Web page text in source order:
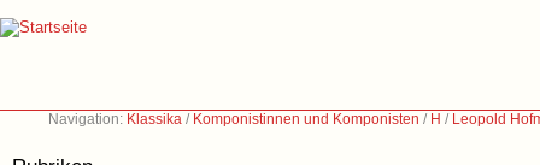
Navigation: Klassika / Komponistinnen und Komponisten / H / Leopold